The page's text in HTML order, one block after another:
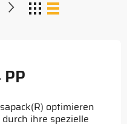
optimieren
ihre spezielle